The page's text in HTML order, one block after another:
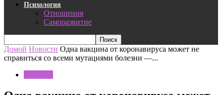
Психология
Отношения
Саморазвитие
Домой Новости Одна вакцина от коронавируса может не
справиться со всеми мутациями болезни —...